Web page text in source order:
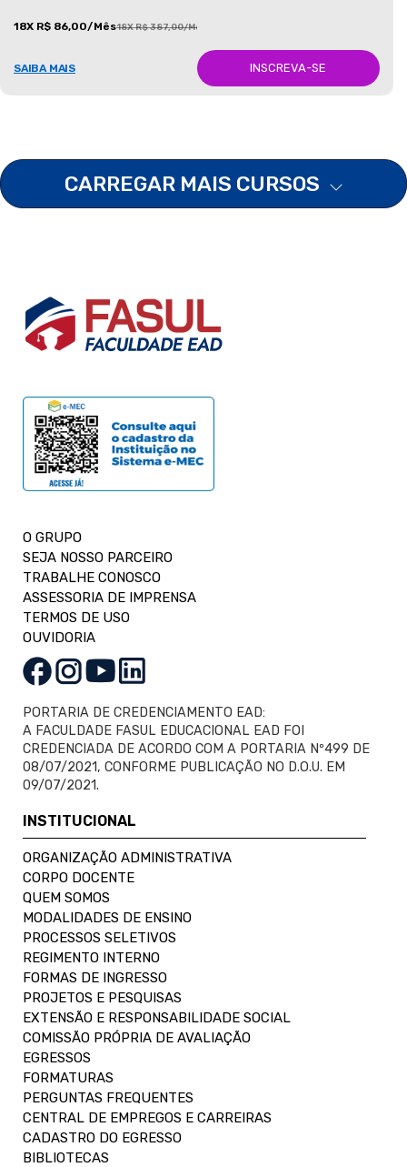
18X R$ 86,00/Mês18X R$ 387,00/Mês
SAIBA MAIS INSCREVA-SE
CARREGAR MAIS CURSOS
O GRUPO
SEJA NOSSO PARCEIRO
TRABALHE CONOSCO
ASSESSORIA DE IMPRENSA
TERMOS DE USO
OUVIDORIA
PORTARIA DE CREDENCIAMENTO EAD:
A FACULDADE FASUL EDUCACIONAL EAD FOI
CREDENCIADA DE ACORDO COM A PORTARIA Nº499 DE
08/07/2021, CONFORME PUBLICAÇÃO NO D.O.U. EM
09/07/2021.
INSTITUCIONAL
ORGANIZAÇÃO ADMINISTRATIVA
CORPO DOCENTE
QUEM SOMOS
MODALIDADES DE ENSINO
PROCESSOS SELETIVOS
REGIMENTO INTERNO
FORMAS DE INGRESSO
PROJETOS E PESQUISAS
EXTENSÃO E RESPONSABILIDADE SOCIAL
COMISSÃO PRÓPRIA DE AVALIAÇÃO
EGRESSOS
FORMATURAS
PERGUNTAS FREQUENTES
CENTRAL DE EMPREGOS E CARREIRAS
CADASTRO DO EGRESSO
BIBLIOTECAS